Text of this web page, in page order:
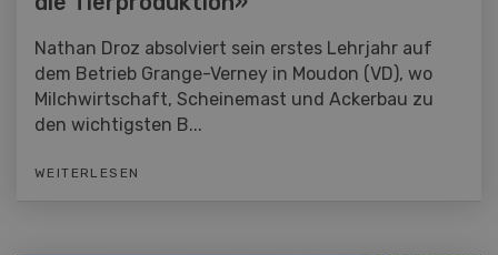
Nathan Droz absolviert sein erstes Lehrjahr auf
dem Betrieb Grange-Verney in Moudon (VD), wo
Milchwirtschaft, Scheinemast und Ackerbau zu
den wichtigsten B...
WEITERLESEN